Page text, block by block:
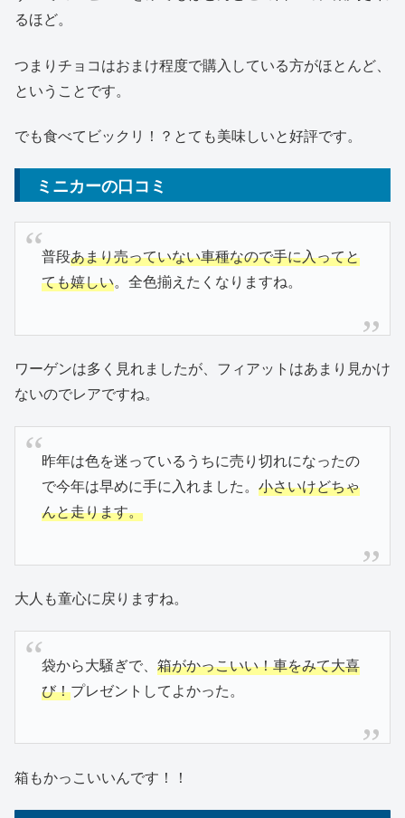
るほど。
つまりチョコはおまけ程度で購入している方がほとんど、
ということです。
でも食べてビックリ！？とても美味しいと好評です。
ミニカーの口コミ
普段あまり売っていない車種なので手に入ってと
ても嬉しい。全色揃えたくなりますね。
ワーゲンは多く見れましたが、フィアットはあまり見かけ
ないのでレアですね。
昨年は色を迷っているうちに売り切れになったの
で今年は早めに手に入れました。 小さいけどちゃ
んと走ります。
大人も童心に戻りますね。
袋から大騒ぎで、 箱がかっこいい！車をみて大喜
び！プレゼントしてよかった。
箱もかっこいいんです！！